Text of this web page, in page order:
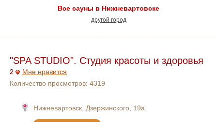
Все сауны в Нижневартовске
другой город
"SPA STUDIO". Студия красоты и здоровья
2
Мне нравится
Количество просмотров: 4319
Нижневартовск, Дзержинского, 19а